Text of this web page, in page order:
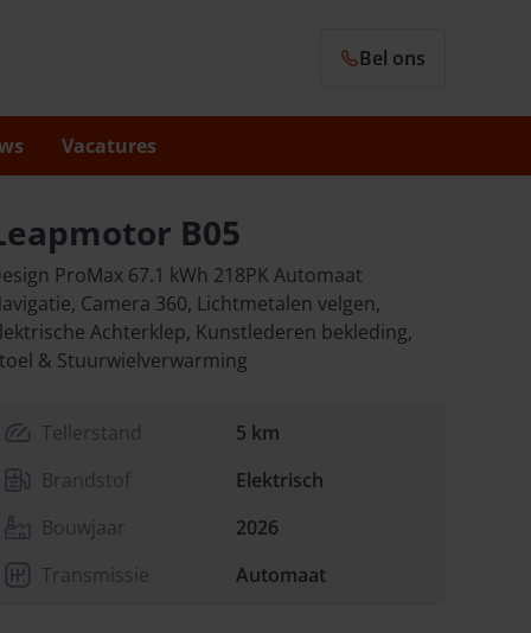
Bel ons
Vacatures
B05
ProMax 67.1 kWh 218PK Automaat
Camera 360, Lichtmetalen velgen,
Achterklep, Kunstlederen bekleding,
& Stuurwielverwarming
Tellerstand
5 km
Brandstof
Elektrisch
Bouwjaar
2026
Transmissie
Automaat